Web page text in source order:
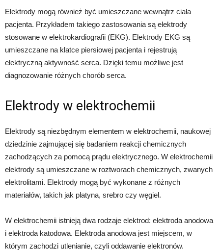
Elektrody mogą również być umieszczane wewnątrz ciała
pacjenta. Przykładem takiego zastosowania są elektrody
stosowane w elektrokardiografii (EKG). Elektrody EKG są
umieszczane na klatce piersiowej pacjenta i rejestrują
elektryczną aktywność serca. Dzięki temu możliwe jest
diagnozowanie różnych chorób serca.
Elektrody w elektrochemii
Elektrody są niezbędnym elementem w elektrochemii, naukowej
dziedzinie zajmującej się badaniem reakcji chemicznych
zachodzących za pomocą prądu elektrycznego. W elektrochemii
elektrody są umieszczane w roztworach chemicznych, zwanych
elektrolitami. Elektrody mogą być wykonane z różnych
materiałów, takich jak platyna, srebro czy węgiel.
W elektrochemii istnieją dwa rodzaje elektrod: elektroda anodowa
i elektroda katodowa. Elektroda anodowa jest miejscem, w
którym zachodzi utlenianie, czyli oddawanie elektronów.